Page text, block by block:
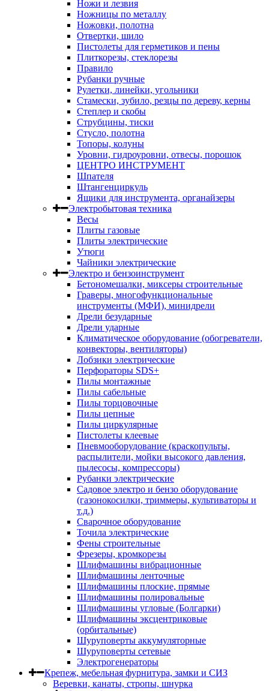
Ножи и лезвия
Ножницы по металлу
Ножовки, полотна
Отвертки, шило
Пистолеты для герметиков и пены
Плиткорезы, стеклорезы
Правило
Рубанки ручные
Рулетки, линейки, угольники
Стамески, зубило, резцы по дереву, керны
Степлер и скобы
Струбцины, тиски
Стусло, полотна
Топоры, колуны
Уровни, гидроуровни, отвесы, порошок
ЦЕНТРО ИНСТРУМЕНТ
Шпателя
Штангенциркуль
Ящики для инструмента, органайзеры
Электробытовая техника
Весы
Плиты газовые
Плиты электрические
Утюги
Чайники электрические
Электро и бензоинструмент
Бетономешалки, миксеры строительные
Граверы, многофункциональные
инструменты (МФИ), минидрели
Дрели безударные
Дрели ударные
Климатическое оборудование (обогреватели,
конвекторы, вентиляторы)
Лобзики электрические
Перфораторы SDS+
Пилы монтажные
Пилы сабельные
Пилы торцовочные
Пилы цепные
Пилы циркулярные
Пистолеты клеевые
Пневмооборудование (краскопульты,
распылители, мойки высокого давления,
пылесосы, компрессоры)
Рубанки электрические
Садовое электро и бензо оборудование
(газонокосилки, триммеры, культиваторы и
т.д.)
Сварочное оборудование
Точила электрические
Фены строительные
Фрезеры, кромкорезы
Шлифмашины вибрационные
Шлифмашины ленточные
Шлифмашины плоские, прямые
Шлифмашины полировальные
Шлифмашины угловые (Болгарки)
Шлифмашины эксцентриковые
(орбитальные)
Шуруповерты аккумуляторные
Шуруповерты сетевые
Электрогенераторы
Крепеж, мебельная фурнитура, замки и СИЗ
Веревки, канаты, стропы, шнурка